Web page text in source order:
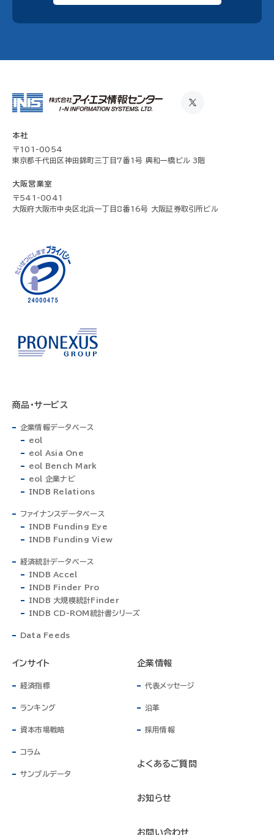
本社
〒101-0054
東京都千代田区神田錦町三丁目7番1号 興和一橋ビル 3階
大阪営業室
〒541-0041
大阪府大阪市中央区北浜一丁目8番16号 大阪証券取引所ビル
商品・サービス
企業情報データベース
eol
eol Asia One
eol Bench Mark
eol 企業ナビ
INDB Relations
ファイナンスデータベース
INDB Funding Eye
INDB Funding View
経済統計データベース
INDB Accel
INDB Finder Pro
INDB 大規模統計Finder
INDB CD-ROM統計書シリーズ
Data Feeds
インサイト
経済指標
ランキング
資本市場戦略
コラム
サンプルデータ
企業情報
代表メッセージ
沿革
採用情報
よくあるご質問
お知らせ
お問い合わせ